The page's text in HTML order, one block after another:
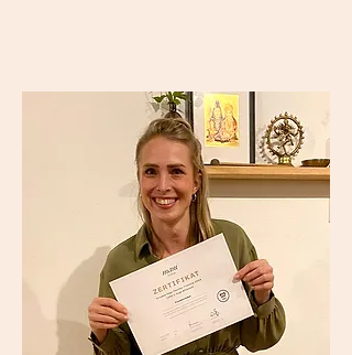
Haltung zu verbessern.
Das war die beste Idee, die ich je hatte und die
wohltuende Wirkung der Übungssequenzen
begeistert auch heute noch täglich.
Ich habe mehrere Jahre Iyengar Yoga
praktiziert und seit 2020 parallel mit Ayur Yoga
2024 habe ich die 2- jährige Ausbildung zur
Ayuryogatherapeutin  erfolgreich
abgeschlossen und freue mich nun darauf, die
Verbindung von Atmung, achtsamer
Bewegung und Meditation und vor allem
meine Begeisterung für Yoga anderen
Menschen näher bringen zu dürfen."